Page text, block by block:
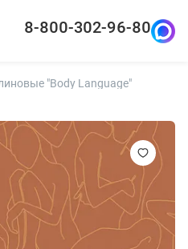
8-800-302-96-80
"Body Language"